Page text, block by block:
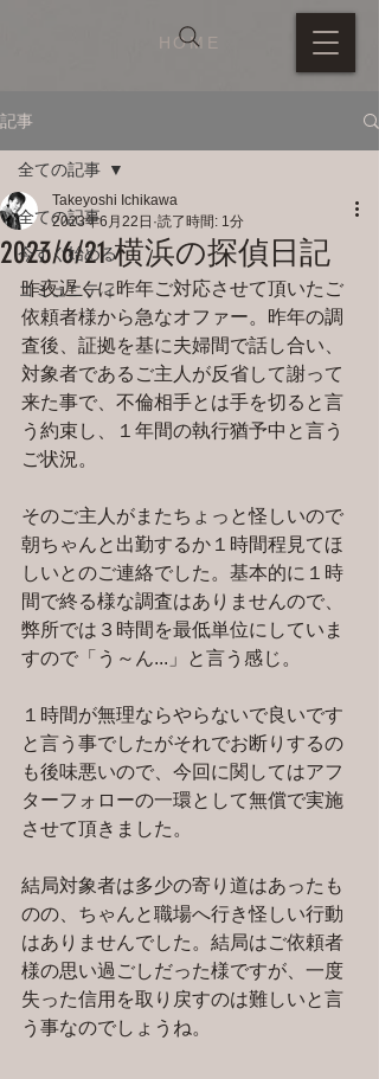
HOME
記事
全ての記事
今すぐ始める
コミュニティ
全ての記事
2023/6/21 横浜の探偵日記
Takeyoshi Ichikawa
2023年6月22日 読了時間: 1分
昨夜遅くに昨年ご対応させて頂いたご
依頼者様から急なオファー。昨年の調
査後、証拠を基に夫婦間で話し合い、
対象者であるご主人が反省して謝って
来た事で、不倫相手とは手を切ると言
う約束し、１年間の執行猶予中と言う
ご状況。
そのご主人がまたちょっと怪しいので
朝ちゃんと出勤するか１時間程見てほ
しいとのご連絡でした。基本的に１時
間で終る様な調査はありませんので、
弊所では３時間を最低単位にしていま
すので「う～ん...」と言う感じ。
１時間が無理ならやらないで良いです
と言う事でしたがそれでお断りするの
も後味悪いので、今回に関してはアフ
ターフォローの一環として無償で実施
させて頂きました。
結局対象者は多少の寄り道はあったも
のの、ちゃんと職場へ行き怪しい行動
はありませんでした。結局はご依頼者
様の思い過ごしだった様ですが、一度
失った信用を取り戻すのは難しいと言
う事なのでしょうね。